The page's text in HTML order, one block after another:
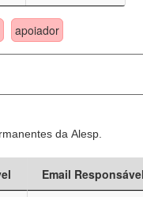
apoiador
da Alesp.
Email